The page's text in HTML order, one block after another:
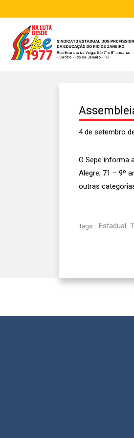
4 de setembro
O Sepe informa
Alegre, 71 – 9º
outras
Tags: Estadual,